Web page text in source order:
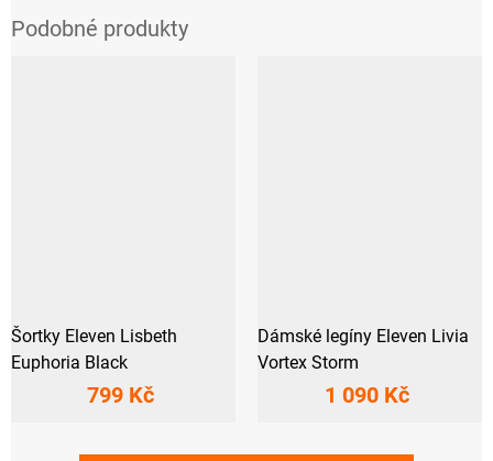
Šortky Eleven Lisbeth
Euphoria Black
799 Kč
Dámské legíny Eleven Livia
Vortex Storm
1 090 Kč